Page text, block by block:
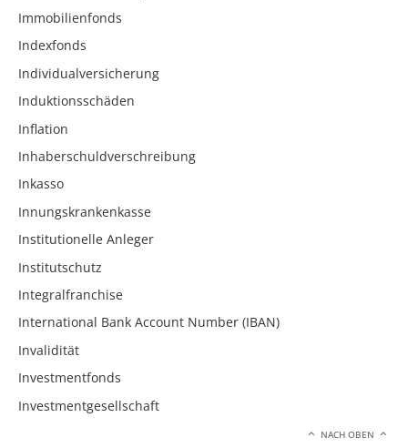
Immobilienfonds
Indexfonds
Individualversicherung
Induktionsschäden
Inflation
Inhaberschuldverschreibung
Inkasso
Innungskrankenkasse
Institutionelle Anleger
Institutschutz
Integralfranchise
International Bank Account Number (IBAN)
Invalidität
Investmentfonds
Investmentgesellschaft
NACH OBEN